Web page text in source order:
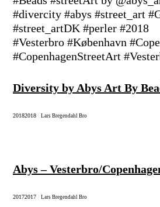
#divercity #abys #street_art
#street_artDK #perler #2018
#Vesterbro #København
#CopenhagenStreetArt
Diversity by Abys Art By
20182018 Lars Bregendahl Bro
Abys – Vesterbro/
20172017 Lars Bregendahl Bro